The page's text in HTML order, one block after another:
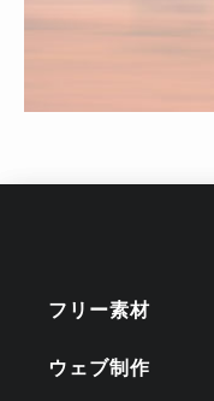
フリー素材
ウェブ制作